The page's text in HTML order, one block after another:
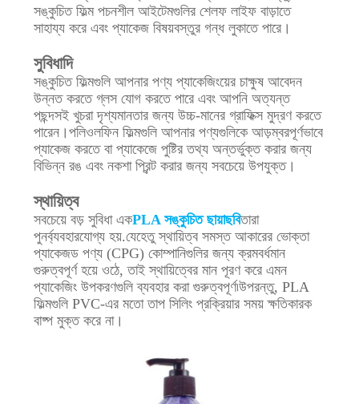
সঙ্কুচিত ফিল্ম পচনশীল আইটেমগুলির শেলফ লাইফ বাড়াতে
সাহায্য করে এবং প্যাকেজ বিষয়বস্তুর গন্ধ লুকাতে পারে।
সুবিধাদি
সঙ্কুচিত ফিল্মগুলি আপনার পণ্য প্যাকেজিংয়ের চাক্ষুষ আবেদন
উন্নত করতে গ্লস যোগ করতে পারে এবং আপনি অত্যন্ত
পছন্দসই খুচরা দৃশ্যমানতার জন্য উচ্চ-মানের গ্রাফিক্স মুদ্রণ করতে
পারেন।পলিওলফিন ফিল্মগুলি আপনার পণ্যগুলিকে আড়ম্বরপূর্ণভাবে
প্যাকেজ করতে বা প্যাকেজে পুষ্টির তথ্য অন্তর্ভুক্ত করার জন্য
বিভিন্ন রঙ এবং নকশা প্রিন্ট করার জন্য সবচেয়ে উপযুক্ত।
স্থায়িত্ব
সবচেয়ে বড় সুবিধা একPLA সঙ্কুচিত ছায়াছবিতারা
পুনর্ব্যবহারযোগ্য হয়.যেহেতু স্থায়িত্ব সমস্ত আকারের ভোক্তা
প্যাকেজড পণ্য (CPG) কোম্পানিগুলির জন্য ক্রমবর্ধমান
গুরুত্বপূর্ণ হয়ে ওঠে, তাই স্থায়িত্বের মান পূরণ করে এমন
প্যাকেজিং উপকরণগুলি ব্যবহার করা গুরুত্বপূর্ণ৷উপরন্তু, PLA
ফিল্মগুলি PVC-এর মতো তাপ সিলিং প্রক্রিয়ার সময় ক্ষতিকারক
বাষ্প মুক্ত করে না।